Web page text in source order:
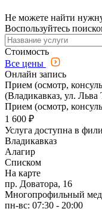
Не можете найти
Воспользуйтесь
Стоимость
Все цены
Онлайн запись
Прием (осмотр,
(Владикавказ, ул. Льва
Прием (осмотр,
1 600 ₽
Услуга доступна в
Владикавказ
Алагир
Списком
На карте
пр. Доватора, 16
Многопрофильный
пн-вс: 07:30 - 20:00